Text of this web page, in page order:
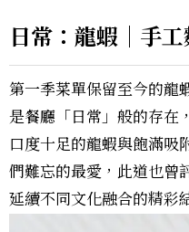
日常：龍蝦｜手
第一季菜單保留至今的龍
是餐廳「日常」般的存在
口度十足的龍蝦與飽滿吸
們難忘的最愛，此道也曾
延續不同文化融合的精彩